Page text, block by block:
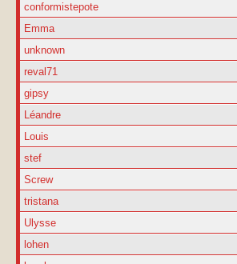
conformistepote
Emma
unknown
reval71
gipsy
Léandre
Louis
stef
Screw
tristana
Ulysse
lohen